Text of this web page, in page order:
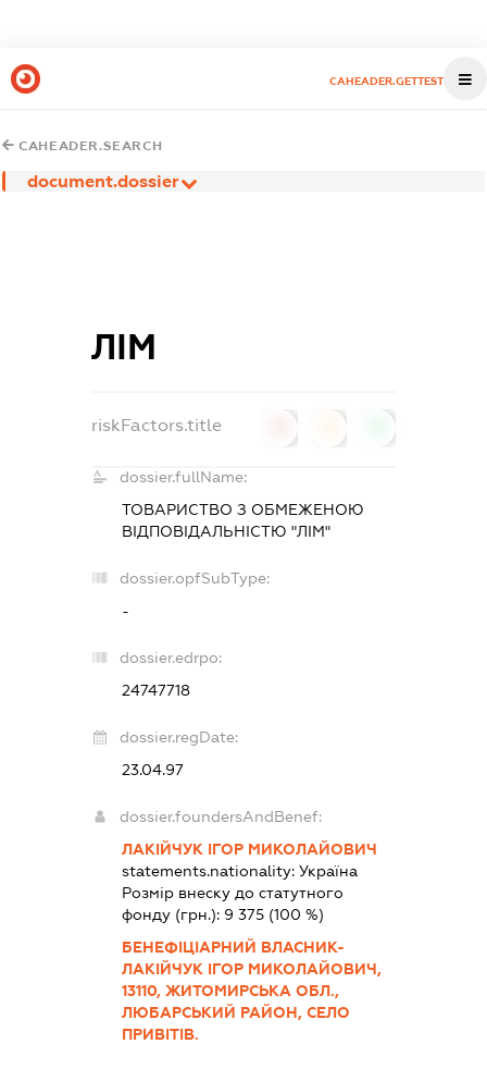
CAHEADER.GETTEST
CAHEADER.SEARCH
document.dossier
ЛІМ
riskFactors.title
dossier.fullName:
ТОВАРИСТВО З ОБМЕЖЕНОЮ
ВІДПОВІДАЛЬНІСТЮ "ЛІМ"
dossier.opfSubType:
-
dossier.edrpo:
24747718
dossier.regDate:
23.04.97
dossier.foundersAndBenef:
ЛАКІЙЧУК ІГОР МИКОЛАЙОВИЧ
statements.nationality: Україна
Розмір внеску до статутного
фонду (грн.): 9 375(100 %)
БЕНЕФІЦІАРНИЙ ВЛАСНИК-
ЛАКІЙЧУК ІГОР МИКОЛАЙОВИЧ,
13110, ЖИТОМИРСЬКА ОБЛ.,
ЛЮБАРСЬКИЙ РАЙОН, СЕЛО
ПРИВІТІВ.